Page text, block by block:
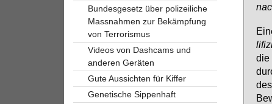
die
Bundesgesetz über polizeiliche
Massnahmen zur Bekämpfung
von Terrorismus
Videos von Dashcams und
anderen Geräten
Gute Aussichten für Kiffer
Genetische Sippenhaft